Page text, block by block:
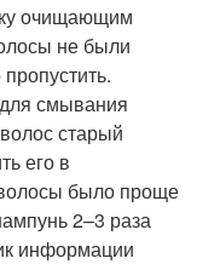
очищающим
не были
смывания
старый
его в
было проще
2–3 раза
информации